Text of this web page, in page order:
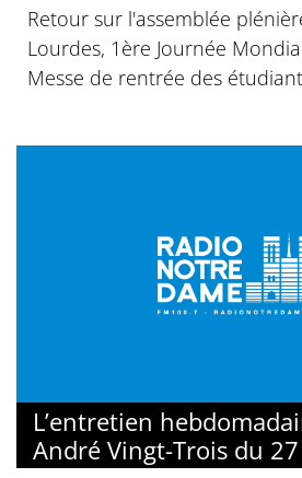
Retour sur l'assemblée
Lourdes, 1ère Journée
Messe de rentrée des
L’entretien
André Vingt-Trois du